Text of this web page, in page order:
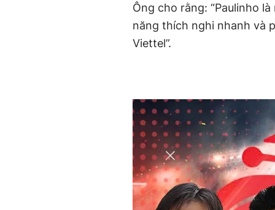
Ông cho rằng: “Paulinho
năng thích nghi nhanh và
Viettel”.